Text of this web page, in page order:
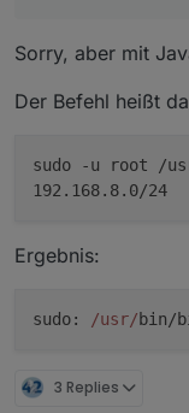
Sorry, aber mit
Der Befehl heißt
sudo -u root /
192.168.8.0/24
Ergebnis:
sudo: /usr/bin/
3 Replies